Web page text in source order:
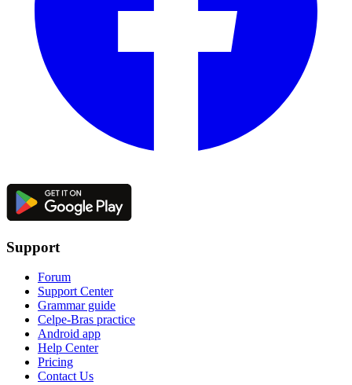
Support
Forum
Support Center
Grammar guide
Celpe-Bras practice
Android app
Help Center
Pricing
Contact Us